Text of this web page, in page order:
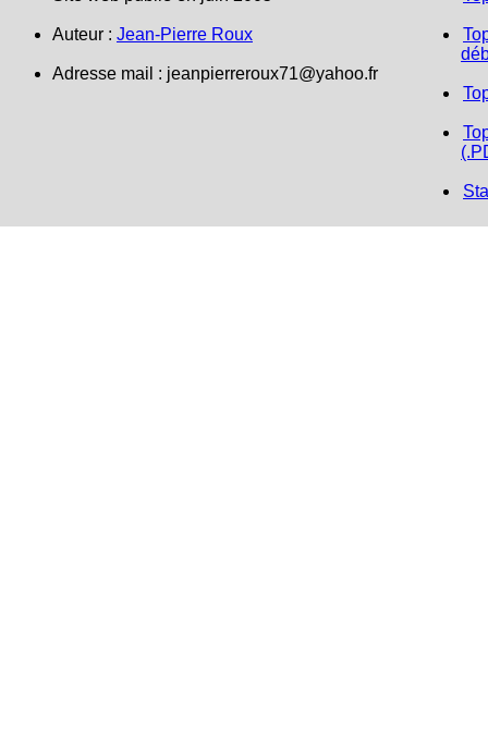
Auteur : Jean-Pierre Roux
Adresse mail : jeanpierreroux71@yahoo.fr